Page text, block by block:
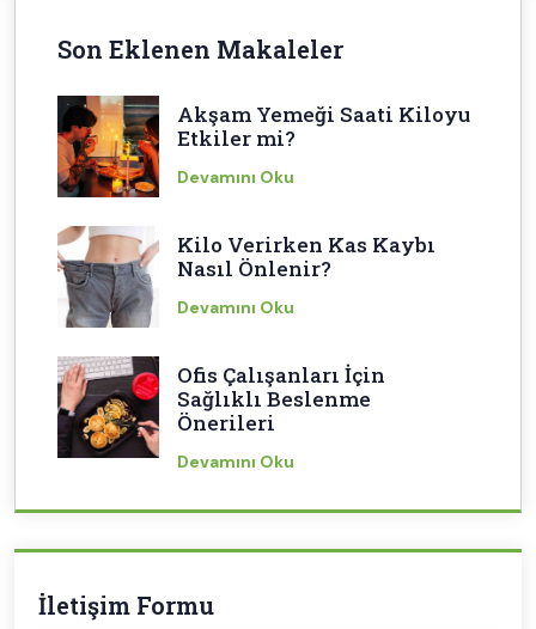
Son Eklenen Makaleler
Akşam Yemeği Saati Kiloyu
Etkiler mi?
Devamını Oku
Kilo Verirken Kas Kaybı
Nasıl Önlenir?
Devamını Oku
Ofis Çalışanları İçin
Sağlıklı Beslenme
Önerileri
Devamını Oku
İletişim Formu